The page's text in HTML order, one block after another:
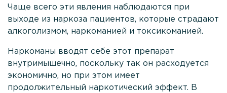
Чаще всего эти явления наблюдаются при
выходе из наркоза пациентов, которые страдают
алкоголизмом, наркоманией и токсикоманией.
Наркоманы вводят себе этот препарат
внутримышечно, поскольку так он расходуется
экономично, но при этом имеет
продолжительный наркотический эффект. В